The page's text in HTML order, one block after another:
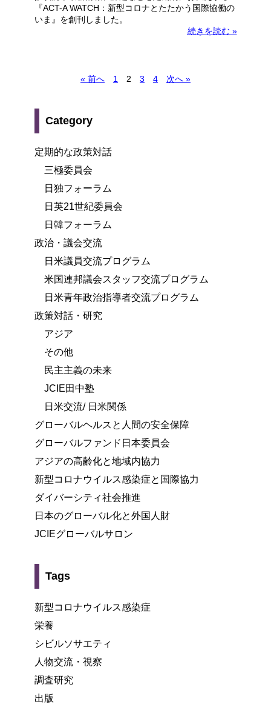
『ACT-A WATCH：新型コロナとたたかう国際協働の
いま』を創刊しました。
続きを読む »
« 前へ 1 2 3 4 次へ »
Category
定期的な政策対話
三極委員会
日独フォーラム
日英21世紀委員会
日韓フォーラム
政治・議会交流
日米議員交流プログラム
米国連邦議会スタッフ交流プログラム
日米青年政治指導者交流プログラム
政策対話・研究
アジア
その他
民主主義の未来
JCIE田中塾
日米交流/ 日米関係
グローバルヘルスと人間の安全保障
グローバルファンド日本委員会
アジアの高齢化と地域内協力
新型コロナウイルス感染症と国際協力
ダイバーシティ社会推進
日本のグローバル化と外国人財
JCIEグローバルサロン
Tags
新型コロナウイルス感染症
栄養
シビルソサエティ
人物交流・視察
調査研究
出版